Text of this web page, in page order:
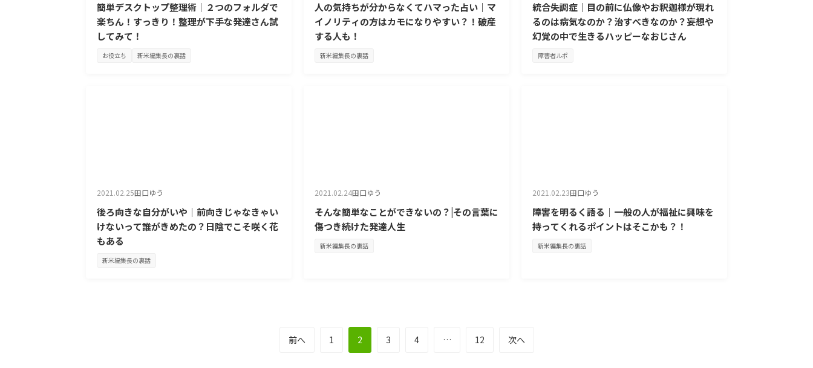
簡単デスクトップ整理術｜２つのフォルダで
楽ちん！すっきり！整理が下手な発達さん試
してみて！
お役立ち 新米編集長の裏話
人の気持ちが分からなくてハマった占い｜マ
イノリティの方はカモになりやすい？！破産
する人も！
新米編集長の裏話
統合失調症｜目の前に仏像やお釈迦様が現れ
るのは病気なのか？治すべきなのか？妄想や
幻覚の中で生きるハッピーなおじさん
障害者ルポ
2021.02.25田口ゆう
後ろ向きな自分がいや｜前向きじゃなきゃい
けないって誰がきめたの？日陰でこそ咲く花
もある
新米編集長の裏話
2021.02.24田口ゆう
そんな簡単なことができないの？|その言葉に
傷つき続けた発達人生
新米編集長の裏話
2021.02.23田口ゆう
障害を明るく語る｜一般の人が福祉に興味を
持ってくれるポイントはそこかも？！
新米編集長の裏話
前へ 1 2 3 4 … 12 次へ